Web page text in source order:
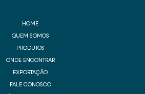
HOME
QUEM SOMOS
PRODUTOS
ONDE ENCONTRAR
EXPORTAÇÃO
FALE CONOSCO